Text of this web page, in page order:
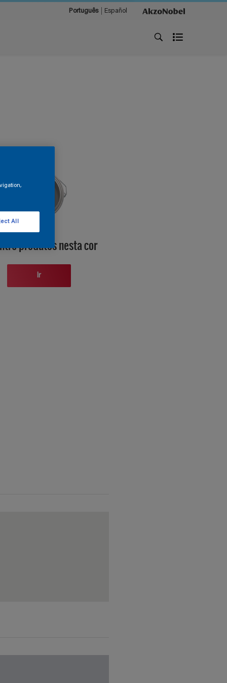
Português Español
produtos nesta cor
Ir
All